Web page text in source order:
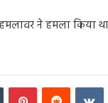
ने हमला किया
Tumblr PinterestReddit